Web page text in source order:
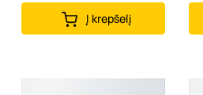
Į krepšelį